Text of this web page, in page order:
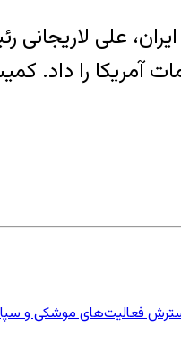
علی
آمریکا را داد.
فعالیت‌های موشکی و